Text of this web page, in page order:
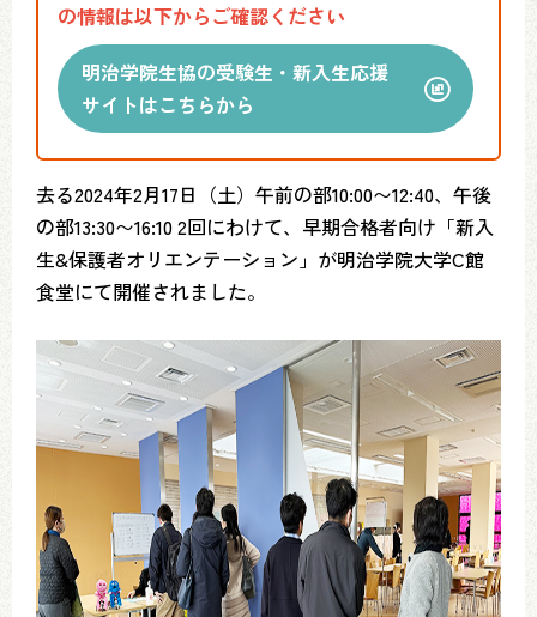
の情報は以下からご確認ください
明治学院生協の受験生・新入生応援
サイトはこちらから
去る2024年2月17日（土）午前の部10:00〜12:40、午後
の部13:30〜16:10 2回にわけて、早期合格者向け「新入
生&保護者オリエンテーション」が明治学院大学C館
食堂にて開催されました。